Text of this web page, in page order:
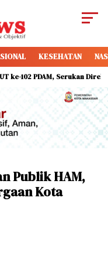
KESEHATAN
PDAM, Serukan Direksi
Publik HAM,
Kota